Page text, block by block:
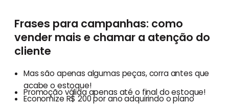
Frases para campanhas: como
vender mais e chamar a atenção do
cliente
Mas são apenas algumas peças, corra antes que
acabe o estoque!
Promoção válida apenas até o final do estoque!
Economize R$ 200 por ano adquirindo o plano